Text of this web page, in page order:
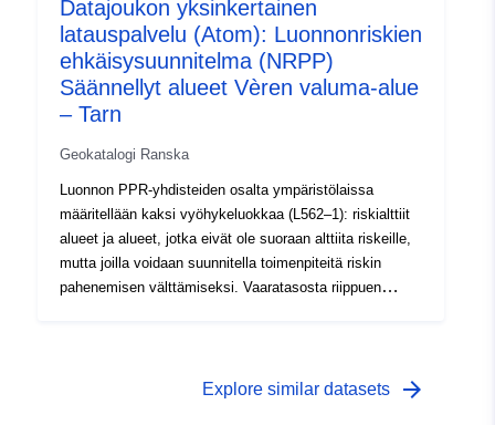
siniset alueet’, joilla vaarataso on keskimääräinen ja
hankkeisiin sovelletaan hanketyyppiin mukautettuja
vaatimuksia; 3- alueet, jotka eivät ole suoraan alttiita
riskeille, mutta joilla rakennelmat, rakennustyöt,
rakennustyöt tai maatilat, maa-, metsä-, käsiteollisuus-,
riskejä, joihin sovelletaan kieltoja tai vaatimuksia (ks.
sovelletaan ainoastaan luonnollisiin radioaktiivisiin
kasvinsuojeluaineisiin.
Datajoukon yksinkertainen
latauspalvelu (Atom): Luonnonriskien
ehkäisysuunnitelma (NRPP)
Säännellyt alueet Vèren valuma-alue
– Tarn
Geokatalogi Ranska
Luonnon PPR-yhdisteiden osalta ympäristölaissa
määritellään kaksi vyöhykeluokkaa (L562–1): riskialttiit
alueet ja alueet, jotka eivät ole suoraan alttiita riskeille,
mutta joilla voidaan suunnitella toimenpiteitä riskin
pahenemisen välttämiseksi. Vaaratasosta riippuen
kutsutaan ”punaisiksi alueiksi”, joilla vaarataso on
Explore similar datasets arrow_forward